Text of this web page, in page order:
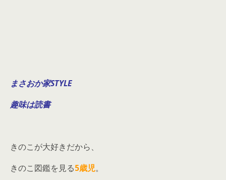
まさおか家STYLE
趣味は読書
きのこが大好きだから、
きのこ図鑑を見る5歳児。